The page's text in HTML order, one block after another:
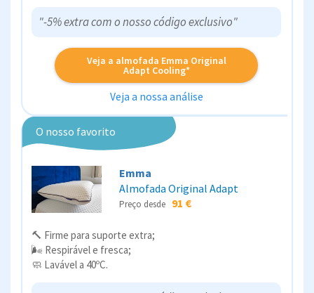
"-5% extra com o nosso código exclusivo"
Veja a almofada Emma Original
Adapt Cooling*
Veja a nossa análise
O nosso favorito
Emma
Almofada Original Adapt
Preço desde 91 €
🔨 Firme para suporte extra;
🌬️ Respirável e fresca;
🧼 Lavável a 40ºC.